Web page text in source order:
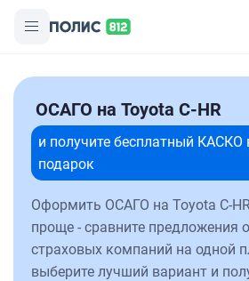
ОСАГО на Toyota C-HR
и получите бесплатный КАСКО
подарок
Оформить ОСАГО на Toyota C-
проще - сравните предложения
страховых компаний на одной
выберите лучший вариант и